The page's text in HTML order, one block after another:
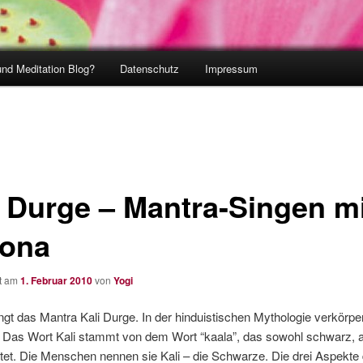
Meditation Blog? Datenschutz Impressum
– Mantra-Singen
am 1. Februar 2010von Yogi
das Mantra Kali Durge. In der hinduistischen Mythologie
Wort Kali stammt von dem Wort “kaala”, das sowohl schwarz,
Die Menschen nennen sie Kali – die Schwarze. Die drei Aspekte